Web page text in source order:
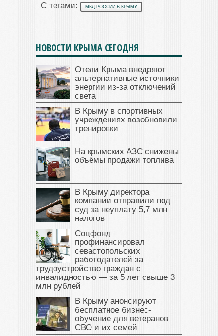
С тегами: МВД РОССИИ В КРЫМУ
НОВОСТИ КРЫМА СЕГОДНЯ
Отели Крыма внедряют
альтернативные источники
энергии из-за отключений
света
В Крыму в спортивных
учреждениях возобновили
тренировки
На крымских АЗС снижены
объёмы продажи топлива
В Крыму директора
компании отправили под
суд за неуплату 5,7 млн
налогов
Соцфонд
профинансировал
севастопольских
работодателей за
трудоустройство граждан с
инвалидностью — за 5 лет свыше 3
млн рублей
В Крыму анонсируют
бесплатное бизнес-
обучение для ветеранов
СВО и их семей